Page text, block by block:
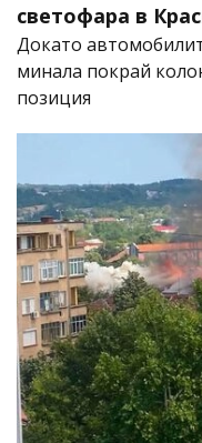
светофара в
Докато
минала покрай
позиция